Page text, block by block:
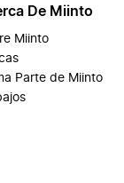
De Miinto
Miinto
Parte de Miinto